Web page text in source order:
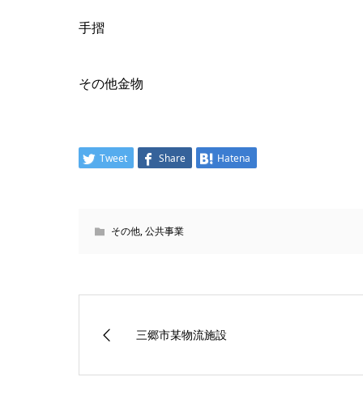
手摺
その他金物
Tweet Share Hatena
その他,公共事業
三郷市某物流施設